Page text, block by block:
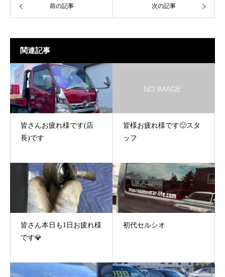
前の記事 次の記事
関連記事
皆さんお疲れ様です(店
長)です
皆様お疲れ様です🙂スタ
ッフ
皆さん本日も1日お疲れ様
です💎
初代セルシオ